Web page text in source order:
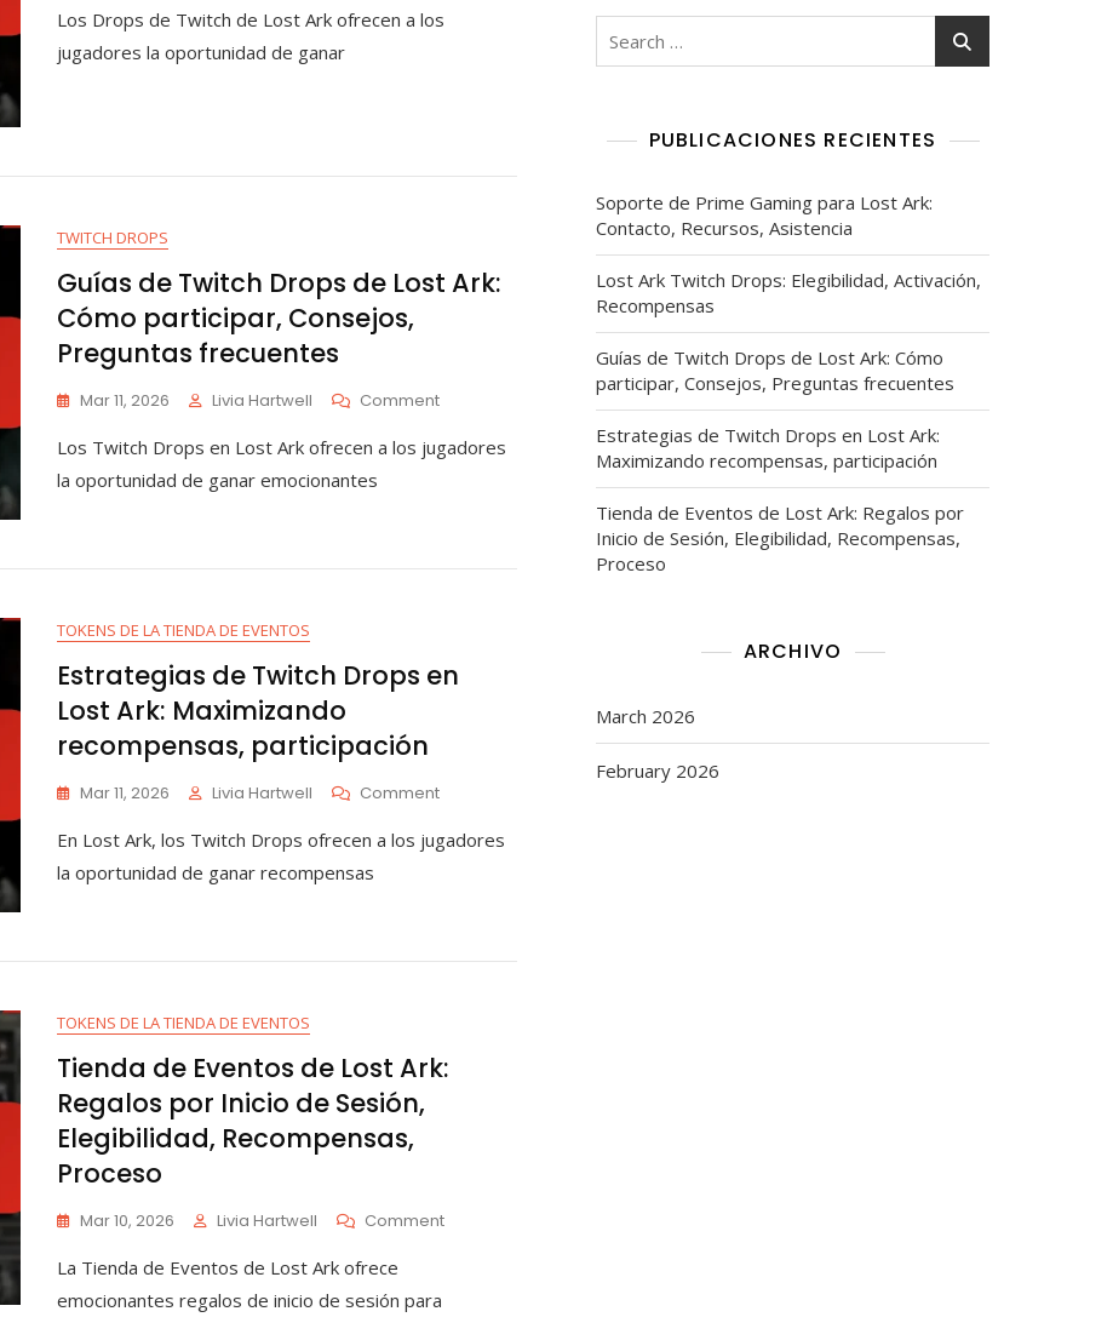
Los Drops de Twitch de Lost Ark ofrecen a los
jugadores la oportunidad de ganar
TWITCH DROPS
Guías de Twitch Drops de Lost Ark:
Cómo participar, Consejos,
Preguntas frecuentes
Mar 11, 2026 Livia Hartwell CommentOn
De
Ark:
Preguntas
Frecuentes
Los Twitch Drops en Lost Ark ofrecen a los jugadores
la oportunidad de ganar emocionantes
TOKENS DE LA TIENDA DE EVENTOS
Estrategias de Twitch Drops en
Lost Ark: Maximizando
recompensas, participación
Mar 11, 2026 Livia Hartwell CommentOn
De
Ark:
En Lost Ark, los Twitch Drops ofrecen a los jugadores
la oportunidad de ganar recompensas
TOKENS DE LA TIENDA DE EVENTOS
Tienda de Eventos de Lost Ark:
Regalos por Inicio de Sesión,
Elegibilidad, Recompensas,
Proceso
Mar 10, 2026 Livia Hartwell CommentOn
La Tienda de Eventos de Lost Ark ofrece
emocionantes regalos de inicio de sesión para
Search
PUBLICACIONES RECIENTES
Soporte de Prime Gaming para Lost Ark:
Contacto, Recursos, Asistencia
Lost Ark Twitch Drops: Elegibilidad, Activación,
Recompensas
Guías de Twitch Drops de Lost Ark: Cómo
participar, Consejos, Preguntas frecuentes
Estrategias de Twitch Drops en Lost Ark:
Maximizando recompensas, participación
Tienda de Eventos de Lost Ark: Regalos por
Inicio de Sesión, Elegibilidad, Recompensas,
Proceso
ARCHIVO
March 2026
February 2026